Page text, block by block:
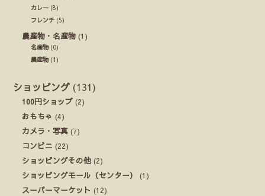
カレー (8)
フレンチ (5)
農産物・名産物 (1)
名産物(0)
農産物(1)
ショッピング (131)
100円ショップ (2)
おもちゃ (4)
カメラ・写真 (7)
コンビニ (22)
ショッピングその他 (2)
ショッピングモール（センター）
(1)
スーパーマーケット (12)